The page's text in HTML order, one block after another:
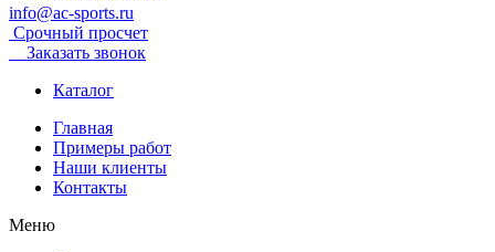
info@ac-sports.ru
Срочный просчет
Заказать звонок
Каталог
Главная
Примеры работ
Наши клиенты
Контакты
Меню